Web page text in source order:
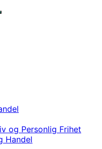
og Personlig Frihet
Handel